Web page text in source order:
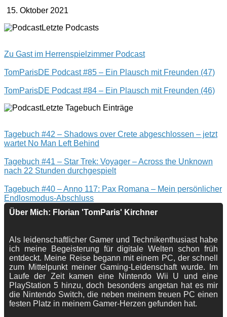
15. Oktober 2021
Letzte Podcasts
Zu Gast im Herrenspielzimmer Podcast
TomParisDE Podcast #85 – Ein Plausch mit Freunden (47)
TomParisDE Podcast #84 – Ein Plausch mit Freunden (46)
Letzte Tagebuch Einträge
Tagebuch #42 – Shadows over Crete abgeschlossen – jetzt
wartet No Man Left Behind
Tagebuch #41 – Star Trek: Voyager – Across the Unknown
nach 22 Stunden durchgespielt
Tagebuch #40 – Anno 117: Pax Romana – Mein persönlicher
Endlosmodus-Abschluss
Über Mich: Florian 'TomParis' Kirchner
Als leidenschaftlicher Gamer und Technikenthusiast habe
ich meine Begeisterung für digitale Welten schon früh
entdeckt. Meine Reise begann mit einem PC, der schnell
zum Mittelpunkt meiner Gaming-Leidenschaft wurde. Im
Laufe der Zeit kamen eine Nintendo Wii U und eine
PlayStation 5 hinzu, doch besonders angetan hat es mir
die Nintendo Switch, die neben meinem treuen PC einen
festen Platz in meinem Gamer-Herzen gefunden hat.